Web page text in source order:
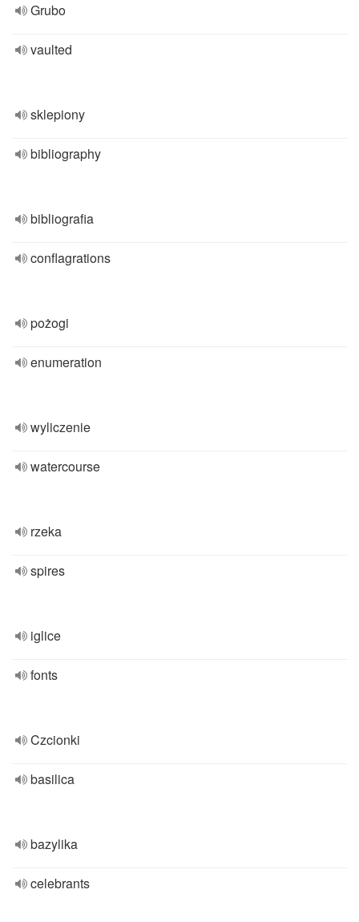
Grubo
vaulted
sklepiony
bibliography
bibliografia
conflagrations
pożogi
enumeration
wyliczenie
watercourse
rzeka
spires
iglice
fonts
Czcionki
basilica
bazylika
celebrants